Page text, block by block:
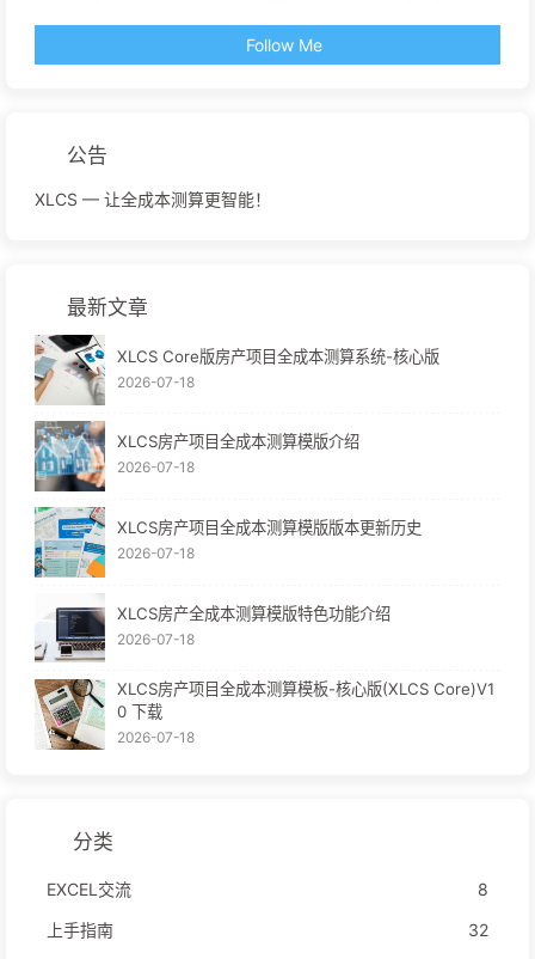
Follow Me
公告
XLCS — 让全成本测算更智能！
最新文章
XLCS Core版房产项目全成本测算系统-核心版
2026-07-18
XLCS房产项目全成本测算模版介绍
2026-07-18
XLCS房产项目全成本测算模版版本更新历史
2026-07-18
XLCS房产全成本测算模版特色功能介绍
2026-07-18
XLCS房产项目全成本测算模板-核心版(XLCS Core)V1
0 下载
2026-07-18
分类
EXCEL交流
8
上手指南
32